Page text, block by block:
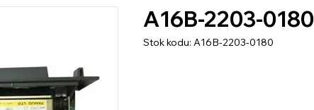
A16B-2203-0180
Stok kodu: A16B-2203-0180